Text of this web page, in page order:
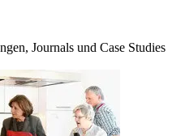
Journals und Case Studies